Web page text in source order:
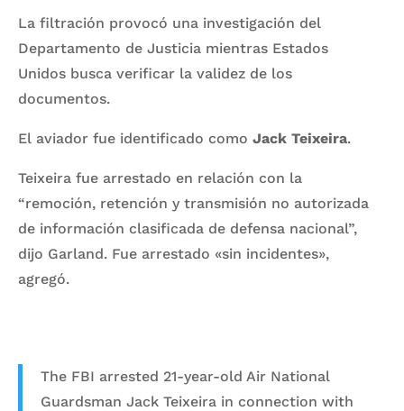
La filtración provocó una investigación del
Departamento de Justicia mientras Estados
Unidos busca verificar la validez de los
documentos.
El aviador fue identificado como Jack Teixeira.
Teixeira fue arrestado en relación con la
“remoción, retención y transmisión no autorizada
de información clasificada de defensa nacional”,
dijo Garland. Fue arrestado «sin incidentes»,
agregó.
The FBI arrested 21-year-old Air National
Guardsman Jack Teixeira in connection with